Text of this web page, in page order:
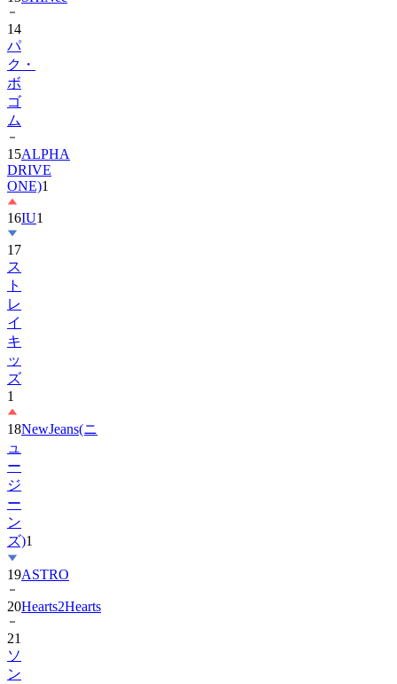
14
パ
ク・
ボ
ゴ
ム
15ALPHA
DRIVE
ONE)1
16IU1
17
ス
ト
レ
イ
キ
ッ
ズ
1
18NewJeans(ニ
ュ
ー
ジ
ー
ン
ズ)1
19ASTRO
20Hearts2Hearts
21
ソ
ン